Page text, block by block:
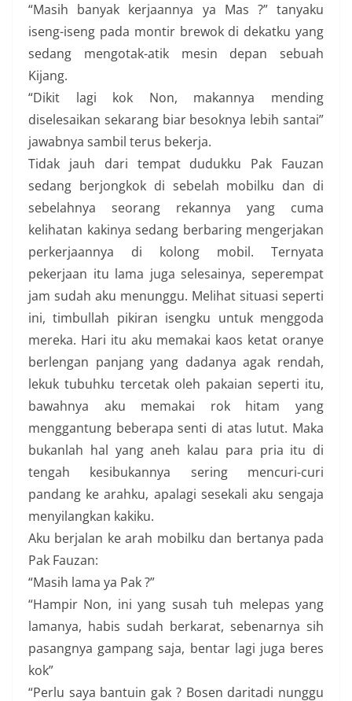
“Masih banyak kerjaannya ya Mas ?” tanyaku
iseng-iseng pada montir brewok di dekatku yang
sedang mengotak-atik mesin depan sebuah
Kijang.
“Dikit lagi kok Non, makannya mending
diselesaikan sekarang biar besoknya lebih santai”
jawabnya sambil terus bekerja.
Tidak jauh dari tempat dudukku Pak Fauzan
sedang berjongkok di sebelah mobilku dan di
sebelahnya seorang rekannya yang cuma
kelihatan kakinya sedang berbaring mengerjakan
perkerjaannya di kolong mobil. Ternyata
pekerjaan itu lama juga selesainya, seperempat
jam sudah aku menunggu. Melihat situasi seperti
ini, timbullah pikiran isengku untuk menggoda
mereka. Hari itu aku memakai kaos ketat oranye
berlengan panjang yang dadanya agak rendah,
lekuk tubuhku tercetak oleh pakaian seperti itu,
bawahnya aku memakai rok hitam yang
menggantung beberapa senti di atas lutut. Maka
bukanlah hal yang aneh kalau para pria itu di
tengah kesibukannya sering mencuri-curi
pandang ke arahku, apalagi sesekali aku sengaja
menyilangkan kakiku.
Aku berjalan ke arah mobilku dan bertanya pada
Pak Fauzan:
“Masih lama ya Pak ?”
“Hampir Non, ini yang susah tuh melepas yang
lamanya, habis sudah berkarat, sebenarnya sih
pasangnya gampang saja, bentar lagi juga beres
kok”
“Perlu saya bantuin gak ? Bosen daritadi nunggu